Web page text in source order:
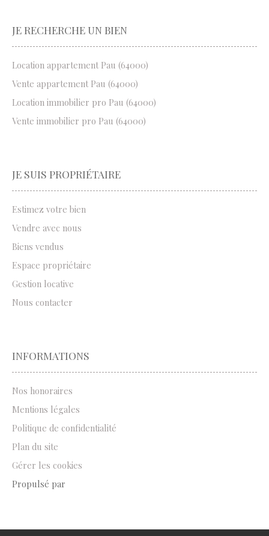
JE RECHERCHE UN BIEN
Location appartement Pau (64000)
Vente appartement Pau (64000)
Location immobilier pro Pau (64000)
Vente immobilier pro Pau (64000)
JE SUIS PROPRIÉTAIRE
Estimez votre bien
Vendre avec nous
Biens vendus
Espace propriétaire
Gestion locative
Nous contacter
INFORMATIONS
Nos honoraires
Mentions légales
Politique de confidentialité
Plan du site
Gérer les cookies
Propulsé par